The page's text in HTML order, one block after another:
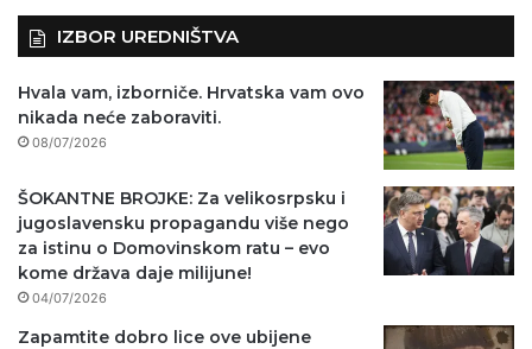
IZBOR UREDNIŠTVA
Hvala vam, izborniče. Hrvatska vam ovo
nikada neće zaboraviti.
08/07/2026
ŠOKANTNE BROJKE: Za velikosrpsku i
jugoslavensku propagandu više nego
za istinu o Domovinskom ratu – evo
kome država daje milijune!
04/07/2026
Zapamtite dobro lice ove ubijene